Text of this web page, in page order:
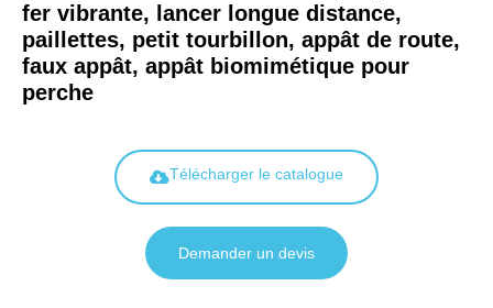
fer vibrante, lancer longue distance,
paillettes, petit tourbillon, appât de route,
faux appât, appât biomimétique pour
perche
Télécharger le catalogue
Demander un devis